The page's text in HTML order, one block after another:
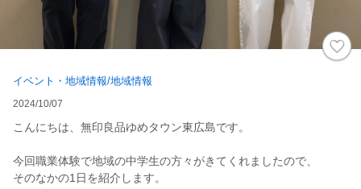
イベント・地域情報/地域情報
2024/10/07
こんにちは、無印良品ゆめタウン東広島です。
今回職業体験で地域の中学生の方々がきてくれましたので、
そのなかの1日を紹介します。